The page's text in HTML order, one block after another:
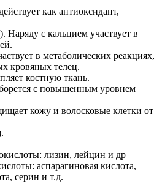
как антиоксидант,
Наряду с кальцием участвует в
в метаболических реакциях,
кровяных телец.
костную ткань.
с повышенным уровнем
кожу и волосковые клетки от
лизин, лейцин и др
аспарагиновая кислота,
серин и т.д.